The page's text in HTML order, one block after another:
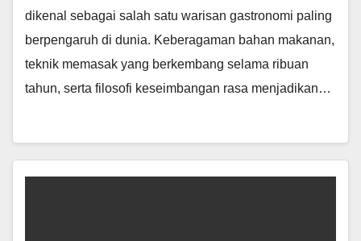
dikenal sebagai salah satu warisan gastronomi paling
berpengaruh di dunia. Keberagaman bahan makanan,
teknik memasak yang berkembang selama ribuan
tahun, serta filosofi keseimbangan rasa menjadikan…